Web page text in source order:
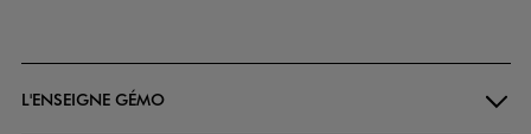
L'ENSEIGNE GÉMO